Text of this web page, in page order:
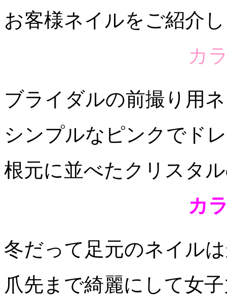
お客様ネイルをご紹介
カ
ブライダルの前撮り用
シンプルなピンクでド
根元に並べたクリスタ
カ
冬だって足元のネイル
爪先まで綺麗にして女